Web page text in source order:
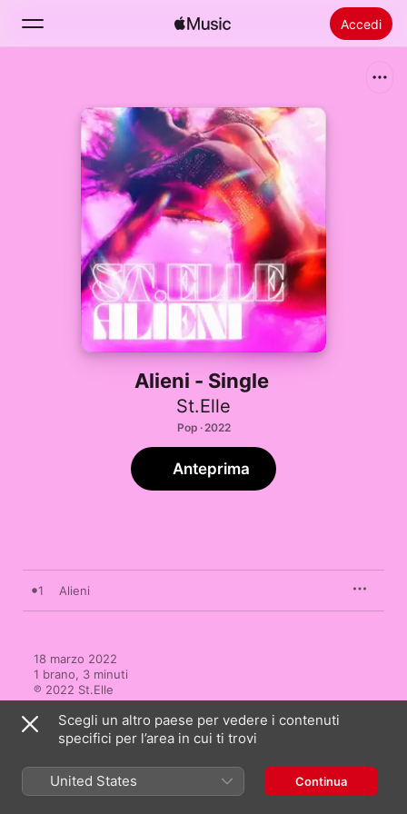
Accedi
Home
Novità
Installare Apple Music
Alieni - Single
St.Elle
Pop · 2022
Anteprima
1 Alieni
18 marzo 2022
1 brano, 3 minuti
℗ 2022 St.Elle
Altri brani di St.Elle
Scegli un altro paese per vedere i contenuti
specifici per l’area in cui ti trovi
United States Continua